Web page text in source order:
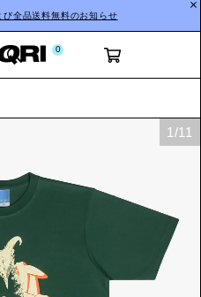
全品送料無料のお知らせ
0
1 /11